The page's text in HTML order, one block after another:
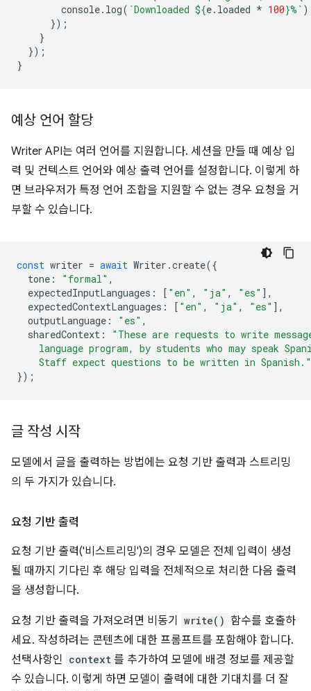
console. log( `Downloaded ${e. loaded * 100}%`
});
}
});
}
예상 언어 할당
Writer API는 여러 언어를 지원합니다. 세션을 만들 때 예상 입
력 및 컨텍스트 언어와 예상 출력 언어를 설정합니다. 이렇게 하
면 브라우저가 특정 언어 조합을 지원할 수 없는 경우 요청을 거
부할 수 있습니다.
const writer = await Writer .create({
tone : "formal" ,
expectedInputLanguages : [ "en" , "ja" , "es" ],
expectedContextLanguages : [ "en" , "ja" , "es" ],
outputLanguage : "es" ,
sharedContext :
"These are requests to write
language program, by students who may speak
    Staff expect questions to be written in Spanish."
});
글 작성 시작
모델에서 글을 출력하는 방법에는 요청 기반 출력과 스트리밍
의 두 가지가 있습니다.
요청 기반 출력
요청 기반 출력('비스트리밍')의 경우 모델은 전체 입력이 생성
될 때까지 기다린 후 해당 입력을 전체적으로 처리한 다음 출력
을 생성합니다.
요청 기반 출력을 가져오려면 비동기 write() 함수를 호출하
세요. 작성하려는 콘텐츠에 대한 프롬프트를 포함해야 합니다.
선택사항인 context 를 추가하여 모델에 배경 정보를 제공할
수 있습니다. 이렇게 하면 모델이 출력에 대한 기대치를 더 잘